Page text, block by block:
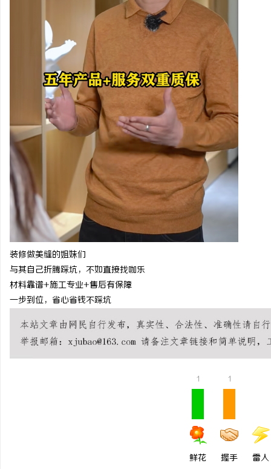
装修做美缝的姐妹们
与其自己折腾踩坑，不如直接找咖乐
材料靠谱+施工专业+售后有保障
一步到位，省心省钱不踩坑
1
鲜花
1
握手 雷人